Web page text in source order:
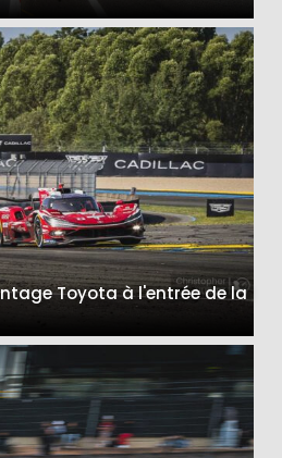
Toyota à l'entrée de la